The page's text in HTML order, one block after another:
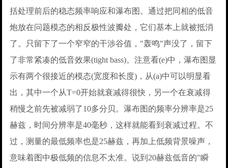
括处理前后的稳态频率响应和瀑布图。通过把同相的低音
炮放在问题模态的相反极性波瓣处，它们基本上就被抵消
了。只留下了一个窄窄的干涉谷值，"轰鸣"声没了，留下
了非常紧凑的低音效果(tight bass)。注意看(e)中，瀑布图显
示有两个很接近的模态(宽度和长度)，从(a)中可以明显看
出，其中一个从T=0开始就衰减得很快，另一个在衰减得
稍慢之前先被减弱了10多分贝。瀑布图的频率分辨率是25
赫兹，时间分辨率是40毫秒，这样就能看到衰减过程。不
过，测量的最低频率也是25赫兹，再加上低频背景噪声，
意味着图中极低频的信息不太准。说到20赫兹低音的"瞬